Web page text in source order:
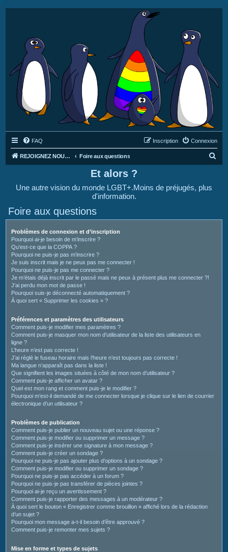
FAQ Connexion
Inscription
REJOIGNEZ NOUS SUR DISCORD : https://discord.gg/4C2Bvub Foire aux questions
Et alors ?
Une autre vision du monde LGBT+.Moins de préjugés, plus
d'information.
Foire aux questions
Problèmes de connexion et d’inscription
Pourquoi ai-je besoin de m’inscrire ?
Qu’est-ce que la COPPA ?
Pourquoi ne puis-je pas m’inscrire ?
Je suis inscrit mais je ne peux pas me connecter !
Pourquoi ne puis-je pas me connecter ?
Je m’étais déjà inscrit par le passé mais ne peux à présent plus me connecter ?!
J’ai perdu mon mot de passe !
Pourquoi suis-je déconnecté automatiquement ?
À quoi sert « Supprimer les cookies » ?
Préférences et paramètres des utilisateurs
Comment puis-je modifier mes paramètres ?
Comment puis-je masquer mon nom d’utilisateur de la liste des utilisateurs en
ligne ?
L’heure n’est pas correcte !
J’ai réglé le fuseau horaire mais l’heure n’est toujours pas correcte !
Ma langue n’apparaît pas dans la liste !
Que signifient les images situées à côté de mon nom d’utilisateur ?
Comment puis-je afficher un avatar ?
Quel est mon rang et comment puis-je le modifier ?
Pourquoi m’est-il demandé de me connecter lorsque je clique sur le lien de courrier
électronique d’un utilisateur ?
Problèmes de publication
Comment puis-je publier un nouveau sujet ou une réponse ?
Comment puis-je modifier ou supprimer un message ?
Comment puis-je insérer une signature à mon message ?
Comment puis-je créer un sondage ?
Pourquoi ne puis-je pas ajouter plus d’options à un sondage ?
Comment puis-je modifier ou supprimer un sondage ?
Pourquoi ne puis-je pas accéder à un forum ?
Pourquoi ne puis-je pas transférer de pièces jointes ?
Pourquoi ai-je reçu un avertissement ?
Comment puis-je rapporter des messages à un modérateur ?
À quoi sert le bouton « Enregistrer comme brouillon » affiché lors de la rédaction
d’un sujet ?
Pourquoi mon message a-t-il besoin d’être approuvé ?
Comment puis-je remonter mes sujets ?
Mise en forme et types de sujets